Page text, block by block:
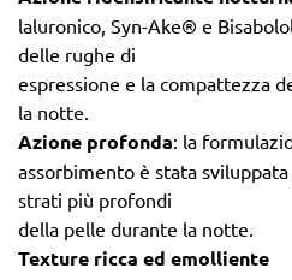
laluronico, Syn-Ake® e
delle rughe di
espressione e la compattezza
la notte.
Azione profonda: la
assorbimento è stata
strati più profondi
della pelle durante la notte.
Texture ricca ed emolliente